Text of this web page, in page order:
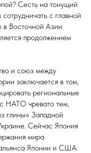
Сесть на тонущий
с главной
в Восточной Азии.
продолжением
и союз между
заключается в том,
региональные
НАТО чревато тем,
глины» Западной
Сейчас Япония
мира
Японии и США.